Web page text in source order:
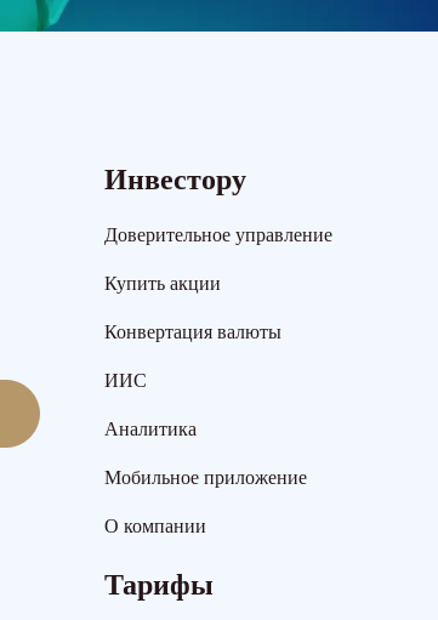
Инвестору
Доверительное управление
Купить акции
Конвертация валюты
ИИС
Аналитика
Мобильное приложение
О компании
Тарифы